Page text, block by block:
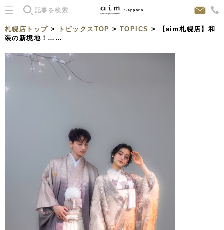
Sapporo
札幌店トップ > トピックスTOP >TOPICS > 【aim札幌店】和
装の新境地！……